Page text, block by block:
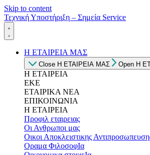
Skip to content
Τεχνική Υποστήριξη – Σημεία Service
Η ΕΤΑΙΡΕΙΑ ΜΑΣ
Close Η ΕΤΑΙΡΕΙΑ ΜΑΣ Open Η
Η ΕΤΑΙΡΕΙΑ
ΕΚΕ
ΕΤΑΙΡΙΚΑ ΝΕΑ
ΕΠΙΚΟΙΝΩΝΙΑ
Η ΕΤΑΙΡΕΙΑ
Προφιλ εταιρειας
Οι Ανθρωποι μας
Οικοι Αποκλειστικης
Οραμα ΦιλοσοφΙα